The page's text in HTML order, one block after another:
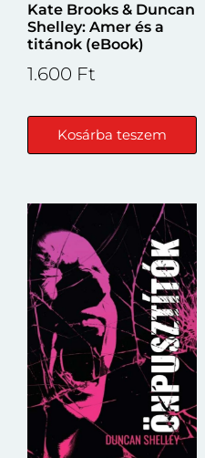
Kate Brooks & Duncan
Shelley: Amer és a
titánok (eBook)
1.600 Ft
Kosárba teszem